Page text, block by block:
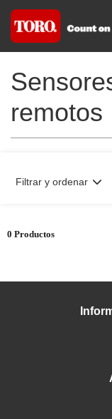
remotos
0 Productos
Filtrar y ordenar